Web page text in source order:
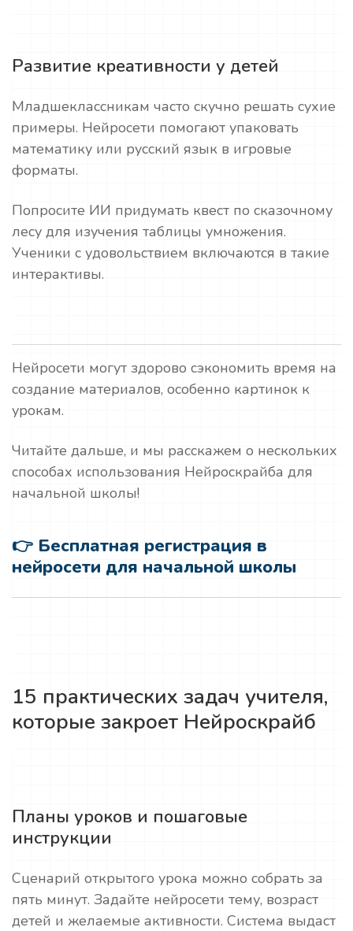
Развитие креативности у детей
Младшеклассникам часто скучно решать сухие
примеры. Нейросети помогают упаковать
математику или русский язык в игровые
форматы.
Попросите ИИ придумать квест по сказочному
лесу для изучения таблицы умножения.
Ученики с удовольствием включаются в такие
интерактивы.
Нейросети могут здорово сэкономить время на
создание материалов, особенно картинок к
урокам.
Читайте дальше, и мы расскажем о нескольких
способах использования Нейроскрайба для
начальной школы!
👉 Бесплатная регистрация в
нейросети для начальной школы
15 практических задач учителя,
которые закроет Нейроскрайб
Планы уроков и пошаговые
инструкции
Сценарий открытого урока можно собрать за
пять минут. Задайте нейросети тему, возраст
детей и желаемые активности. Система выдаст